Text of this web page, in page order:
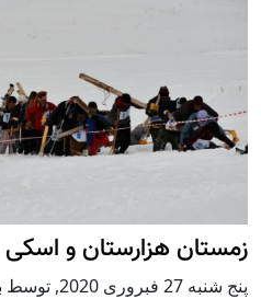
زمستان هزارستان و اسکی
پنج شنبه 27 فبروری 2020 , توسط